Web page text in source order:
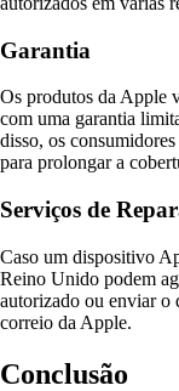
Garantia
Os produtos da Apple
com uma garantia
disso, os
para prolongar a
Serviços de
Caso um dispositivo
Reino Unido podem
autorizado ou enviar o
correio da Apple.
Conclusão